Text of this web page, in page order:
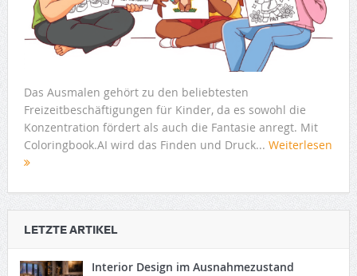
Das Ausmalen gehört zu den beliebtesten
Freizeitbeschäftigungen für Kinder, da es sowohl die
Konzentration fördert als auch die Fantasie anregt. Mit
Coloringbook.AI wird das Finden und Druck... Weiterlesen
LETZTE ARTIKEL
Interior Design im Ausnahmezustand